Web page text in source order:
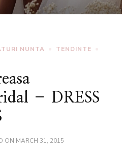
NUNTA
TENDINTE
– DRESS
ON MARCH 31, 2015